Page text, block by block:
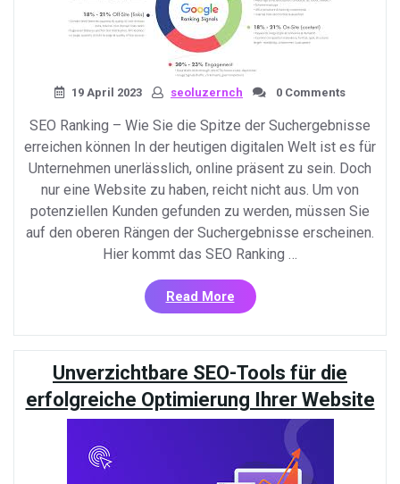
19 April 2023 seoluzernch 0 Comments
SEO Ranking – Wie Sie die Spitze der Suchergebnisse
erreichen können In der heutigen digitalen Welt ist es für
Unternehmen unerlässlich, online präsent zu sein. Doch
nur eine Website zu haben, reicht nicht aus. Um von
potenziellen Kunden gefunden zu werden, müssen Sie
auf den oberen Rängen der Suchergebnisse erscheinen.
Hier kommt das SEO Ranking …
Read More«Die
Bedeutung
des
SEO
Rankings
für
den
Online-
Unverzichtbare SEO-Tools für die
erfolgreiche Optimierung Ihrer Website